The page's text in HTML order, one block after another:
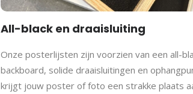
All-black en draaisluiting
Onze posterlijsten zijn voorzien van een all-
backboard, solide draaisluitingen en
krijgt jouw poster of foto een strakke plaats